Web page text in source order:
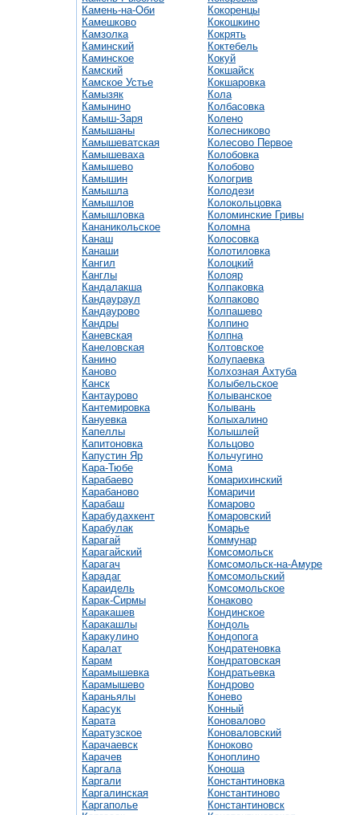
Камень-на-Оби
Камешково
Камзолка
Каминский
Каминское
Камский
Камское Устье
Камызяк
Камынино
Камыш-Заря
Камышаны
Камышеватская
Камышеваха
Камышево
Камышин
Камышла
Камышлов
Камышловка
Кананикольское
Канаш
Канаши
Кангил
Канглы
Кандалакша
Кандаураул
Кандаурово
Кандры
Каневская
Канеловская
Канино
Каново
Канск
Кантаурово
Кантемировка
Кануевка
Капеллы
Капитоновка
Капустин Яр
Кара-Тюбе
Карабаево
Карабаново
Карабаш
Карабудахкент
Карабулак
Карагай
Карагайский
Карагач
Карадаг
Караидель
Карак-Сирмы
Каракашев
Каракашлы
Каракулино
Каралат
Карам
Карамышевка
Карамышево
Караньялы
Карасук
Карата
Каратузское
Карачаевск
Карачев
Каргала
Каргали
Каргалинская
Каргаполье
Кокоренцы
Кокошкино
Кокрять
Коктебель
Кокуй
Кокшайск
Кокшаровка
Кола
Колбасовка
Колено
Колесниково
Колесово Первое
Колобовка
Колобово
Кологрив
Колодези
Колокольцовка
Коломинские Гривы
Коломна
Колосовка
Колотиловка
Колоцкий
Колояр
Колпаковка
Колпаково
Колпашево
Колпино
Колпна
Колтовское
Колупаевка
Колхозная Ахтуба
Колыбельское
Колыванское
Колывань
Колыхалино
Колышлей
Кольцово
Кольчугино
Кома
Комарихинский
Комаричи
Комарово
Комаровский
Комарье
Коммунар
Комсомольск
Комсомольск-на-Амуре
Комсомольский
Комсомольское
Конаково
Кондинское
Кондоль
Кондопога
Кондратеновка
Кондратовская
Кондратьевка
Кондрово
Конево
Конный
Коновалово
Коноваловский
Коноково
Коноплино
Коноша
Константиновка
Константиново
Константиновск